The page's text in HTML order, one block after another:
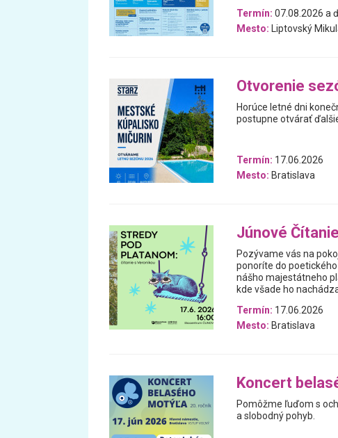
Termín: 07.08.2026 a
Mesto: Liptovský
Otvorenie
Horúce letné dni
postupne otvárať
Termín: 17.06.2026
Mesto: Bratislava
Júnové
Pozývame vás na
ponoríte do
nášho majestátneho
kde všade ho
Termín: 17.06.2026
Mesto: Bratislava
Koncert
Pomôžme ľuďom s
a slobodný pohyb.